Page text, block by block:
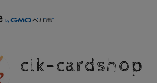
clk-cardshop